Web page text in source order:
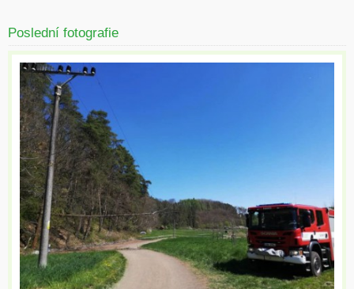
Poslední fotografie